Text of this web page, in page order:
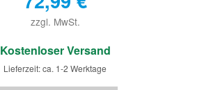
zzgl. MwSt.
€
Kostenloser Versand
Lieferzeit: ca. 1-2 Werktage